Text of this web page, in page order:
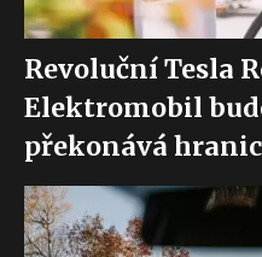
Revoluční Tesla
Elektromobil
překonává